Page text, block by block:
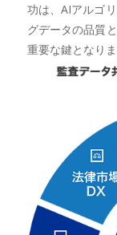
功は、AIアルゴ
グデータの品質
重要な鍵となりま